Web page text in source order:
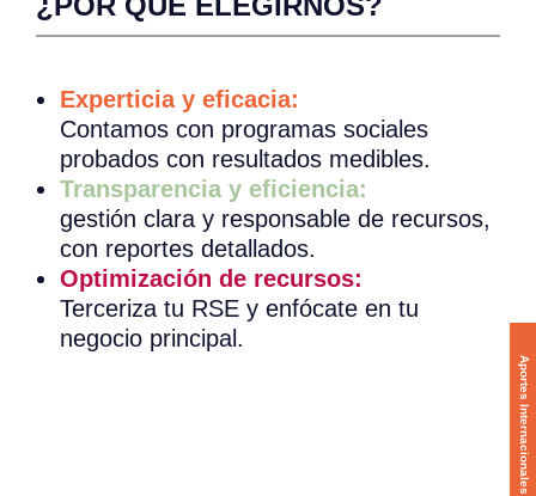
Aportes Internacionales
Experticia y eficacia:
Contamos con programas sociales
probados con resultados medibles.
Transparencia y eficiencia:
gestión clara y responsable de recursos,
con reportes detallados.
Optimización de recursos:
Terceriza tu RSE y enfócate en tu
negocio principal.